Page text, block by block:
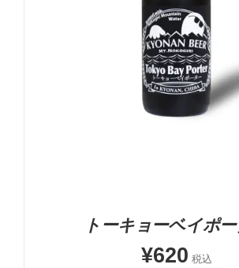
お買い物カゴに追加
詳細
トーキョーベイポ
¥620 税込